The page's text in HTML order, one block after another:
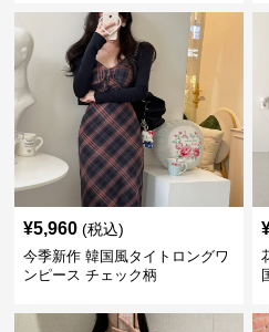
¥5,960 (税込)
今季新作 韓国風タイトロングワ
ンピース チェック柄